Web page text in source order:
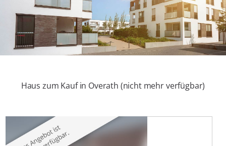
Haus zum Kauf in Overath (nicht mehr verfügbar)